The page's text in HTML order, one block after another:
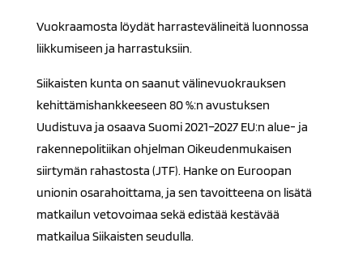
Vuokraamosta löydät harrastevälineitä luonnossa
liikkumiseen ja harrastuksiin.
Siikaisten kunta on saanut välinevuokrauksen
kehittämishankkeeseen 80 %:n avustuksen
Uudistuva ja osaava Suomi 2021–2027 EU:n alue- ja
rakennepolitiikan ohjelman Oikeudenmukaisen
siirtymän rahastosta (JTF). Hanke on Euroopan
unionin osarahoittama, ja sen tavoitteena on lisätä
matkailun vetovoimaa sekä edistää kestävää
matkailua Siikaisten seudulla.